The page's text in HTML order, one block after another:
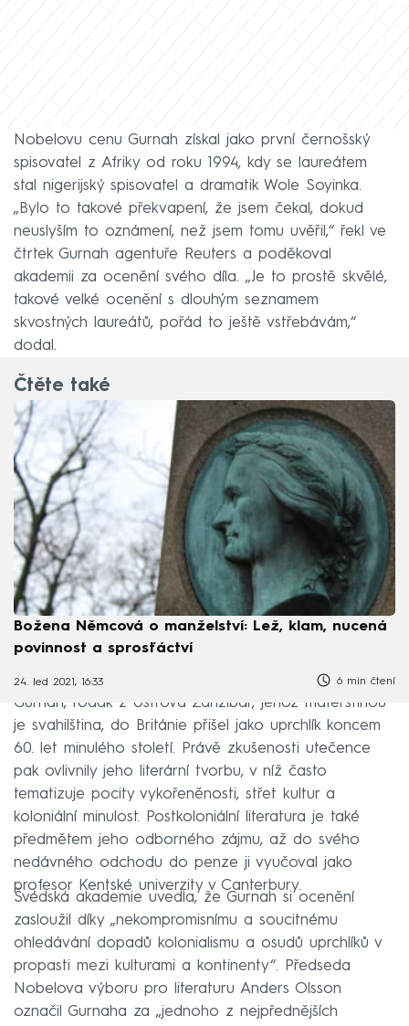
Nobelovu cenu Gurnah získal jako první černošský
spisovatel z Afriky od roku 1994, kdy se laureátem
stal nigerijský spisovatel a dramatik Wole Soyinka.
„Bylo to takové překvapení, že jsem čekal, dokud
neuslyším to oznámení, než jsem tomu uvěřil,“ řekl ve
čtrtek Gurnah agentuře Reuters a poděkoval
akademii za ocenění svého díla. „Je to prostě skvělé,
takové velké ocenění s dlouhým seznamem
skvostných laureátů, pořád to ještě vstřebávám,“
dodal.
Čtěte také
Božena Němcová o manželství: Lež, klam, nucená
povinnost a sprosťáctví
24. led 2021, 16:33 6 min čtení
Gurnah, rodák z ostrova Zanzibar, jehož mateřštinou
je svahilština, do Británie přišel jako uprchlík koncem
60. let minulého století. Právě zkušenosti utečence
pak ovlivnily jeho literární tvorbu, v níž často
tematizuje pocity vykořeněnosti, střet kultur a
koloniální minulost. Postkoloniální literatura je také
předmětem jeho odborného zájmu, až do svého
nedávného odchodu do penze ji vyučoval jako
profesor Kentské univerzity v Canterbury.
Švédská akademie uvedla, že Gurnah si ocenění
zasloužil díky „nekompromisnímu a soucitnému
ohledávání dopadů kolonialismu a osudů uprchlíků v
propasti mezi kulturami a kontinenty“. Předseda
Nobelova výboru pro literaturu Anders Olsson
označil Gurnaha za „jednoho z nejpřednějších